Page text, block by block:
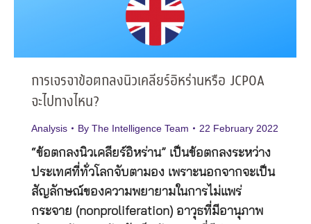
การเจรจาข้อตกลงนิวเคลียร์อิหร่านหรือ JCPOA
จะไปทางไหน?
Analysis By The Intelligence Team 22 February 2022
“ข้อตกลงนิวเคลียร์อิหร่าน” เป็นข้อตกลงระหว่าง
ประเทศที่ทั่วโลกจับตามอง เพราะนอกจากจะเป็น
สัญลักษณ์ของความพยายามในการไม่แพร่
กระจาย (nonproliferation) อาวุธที่มีอานุภาพ